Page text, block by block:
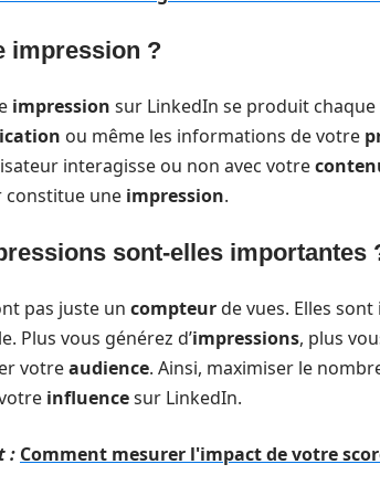
impression ?
impression sur LinkedIn se produit
ou même les informations de votre
interagisse ou non avec votre
constitue une impression.
sont-elles importantes
pas juste un compteurde vues. Elles
Plus vous générez d’impressions, plus
votreaudience. Ainsi, maximiser le
influencesur LinkedIn.
: Comment mesurer l'impact de votre